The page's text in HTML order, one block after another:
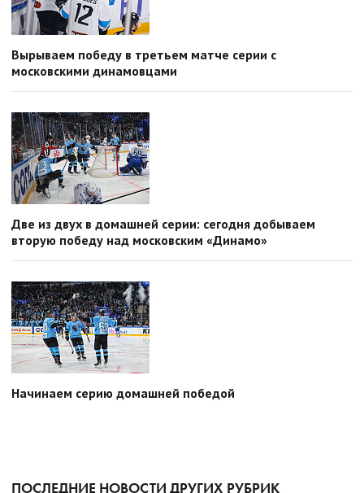
Вырываем победу в третьем матче серии с
московскими динамовцами
Две из двух в домашней серии: сегодня добываем
вторую победу над московским «Динамо»
Начинаем серию домашней победой
ПОСЛЕДНИЕ НОВОСТИ ДРУГИХ РУБРИК